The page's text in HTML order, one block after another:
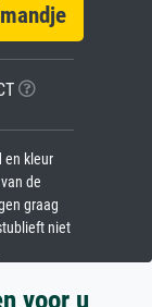
en kleur
de
graag
niet
voor u